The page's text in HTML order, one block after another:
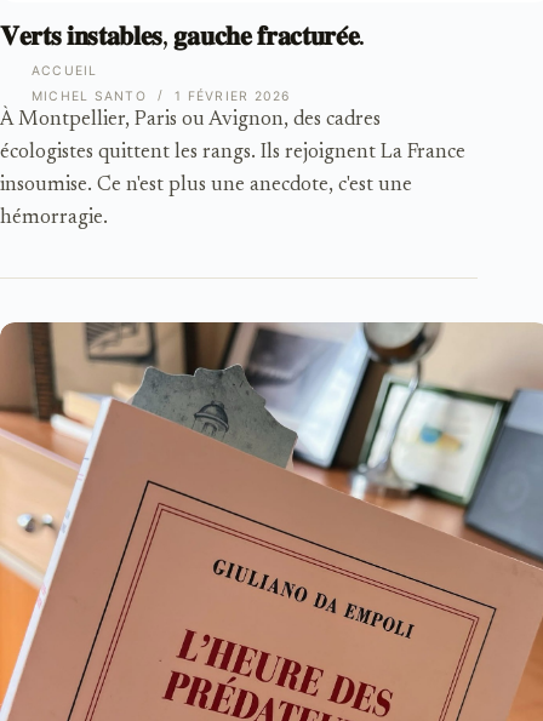
ACCUEIL
𝐕𝐞𝐫𝐭𝐬 𝐢𝐧𝐬𝐭𝐚𝐛𝐥𝐞𝐬, 𝐠𝐚𝐮𝐜𝐡𝐞 𝐟𝐫𝐚𝐜𝐭𝐮𝐫𝐞́𝐞.
À Montpellier, Paris ou Avignon, des cadres
écologistes quittent les rangs. Ils rejoignent La France
insoumise. Ce n'est plus une anecdote, c'est une
hémorragie.
MICHEL SANTO 1 FÉVRIER 2026